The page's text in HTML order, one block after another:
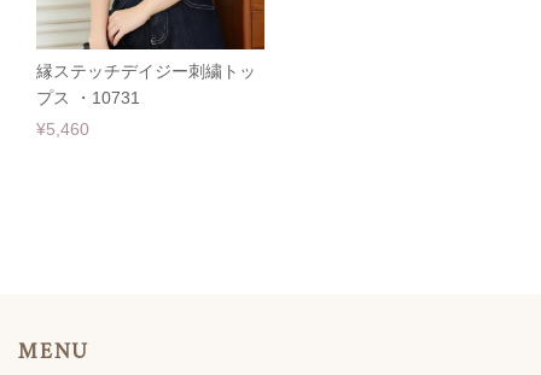
縁ステッチデイジー刺繍トッ
プス ・10731
¥5,460
MENU